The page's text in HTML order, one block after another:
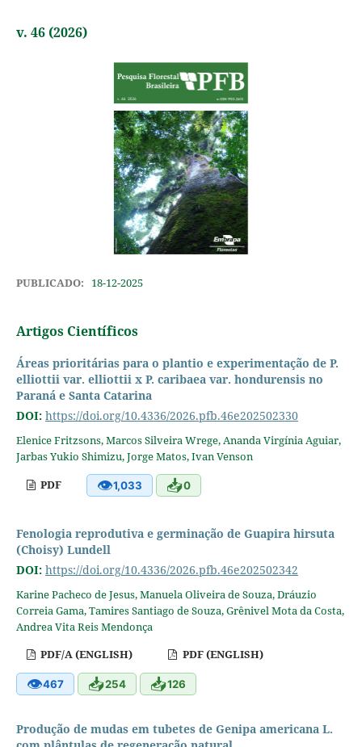
v. 46 (2026)
PUBLICADO: 18-12-2025
Artigos Científicos
Áreas prioritárias para o plantio e experimentação de P.
elliottii var. elliottii x P. caribaea var. hondurensis no
Paraná e Santa Catarina
DOI: https://doi.org/10.4336/2026.pfb.46e202502330
Elenice Fritzsons, Marcos Silveira Wrege, Ananda Virgínia Aguiar,
Jarbas Yukio Shimizu, Jorge Matos, Ivan Venson
PDF
👁1,033 📥0
Fenologia reprodutiva e germinação de Guapira hirsuta
(Choisy) Lundell
DOI: https://doi.org/10.4336/2026.pfb.46e202502342
Karine Pacheco de Jesus, Manuela Oliveira de Souza, Dráuzio
Correia Gama, Tamires Santiago de Souza, Grênivel Mota da Costa,
Andrea Vita Reis Mendonça
PDF/A (ENGLISH)
PDF (ENGLISH)
👁467 📥254 📥126
Produção de mudas em tubetes de Genipa americana L.